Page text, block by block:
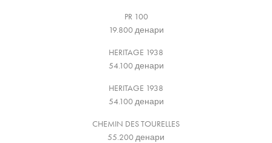
PR 100
19.800денари
HERITAGE 1938
54.100денари
HERITAGE 1938
54.100денари
CHEMIN DES TOURELLES
55.200денари